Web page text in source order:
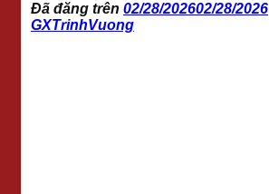
Đã đăng trên 02/28/202602/28/2026
GXTrinhVuong